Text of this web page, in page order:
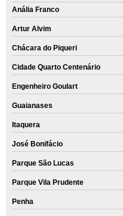
Anália Franco
Artur Alvim
Chácara do Piqueri
Cidade Quarto Centenário
Engenheiro Goulart
Guaianases
Itaquera
José Bonifácio
Parque São Lucas
Parque Vila Prudente
Penha